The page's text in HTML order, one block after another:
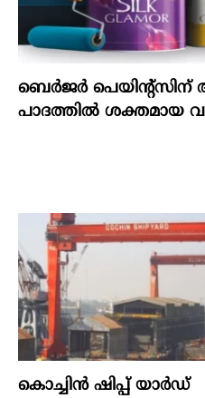
ബെർജർ പെയിന്റ്സിന്
പാദത്തിൽ ശക്തമായ
കൊച്ചിന്‍ ഷിപ്പ് യാർഡ്